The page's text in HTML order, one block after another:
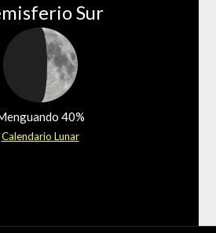
Sur
40%
Calendario Lunar